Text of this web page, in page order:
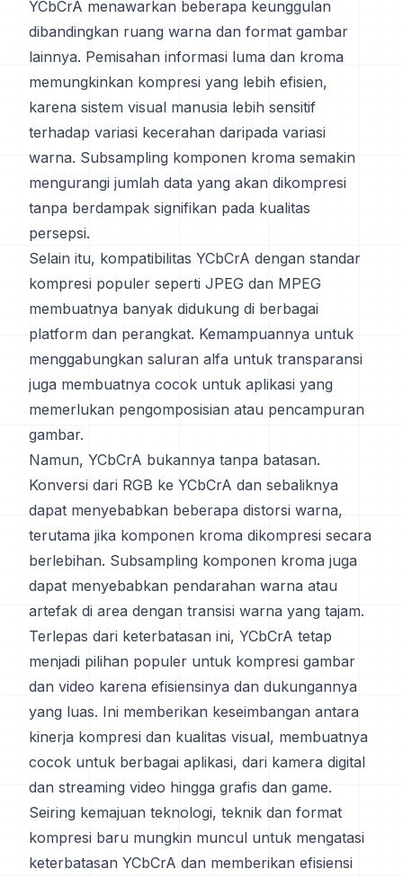
YCbCrA menawarkan beberapa keunggulan
dibandingkan ruang warna dan format gambar
lainnya. Pemisahan informasi luma dan kroma
memungkinkan kompresi yang lebih efisien,
karena sistem visual manusia lebih sensitif
terhadap variasi kecerahan daripada variasi
warna. Subsampling komponen kroma semakin
mengurangi jumlah data yang akan dikompresi
tanpa berdampak signifikan pada kualitas
persepsi.
Selain itu, kompatibilitas YCbCrA dengan standar
kompresi populer seperti JPEG dan MPEG
membuatnya banyak didukung di berbagai
platform dan perangkat. Kemampuannya untuk
menggabungkan saluran alfa untuk transparansi
juga membuatnya cocok untuk aplikasi yang
memerlukan pengomposisian atau pencampuran
gambar.
Namun, YCbCrA bukannya tanpa batasan.
Konversi dari RGB ke YCbCrA dan sebaliknya
dapat menyebabkan beberapa distorsi warna,
terutama jika komponen kroma dikompresi secara
berlebihan. Subsampling komponen kroma juga
dapat menyebabkan pendarahan warna atau
artefak di area dengan transisi warna yang tajam.
Terlepas dari keterbatasan ini, YCbCrA tetap
menjadi pilihan populer untuk kompresi gambar
dan video karena efisiensinya dan dukungannya
yang luas. Ini memberikan keseimbangan antara
kinerja kompresi dan kualitas visual, membuatnya
cocok untuk berbagai aplikasi, dari kamera digital
dan streaming video hingga grafis dan game.
Seiring kemajuan teknologi, teknik dan format
kompresi baru mungkin muncul untuk mengatasi
keterbatasan YCbCrA dan memberikan efisiensi